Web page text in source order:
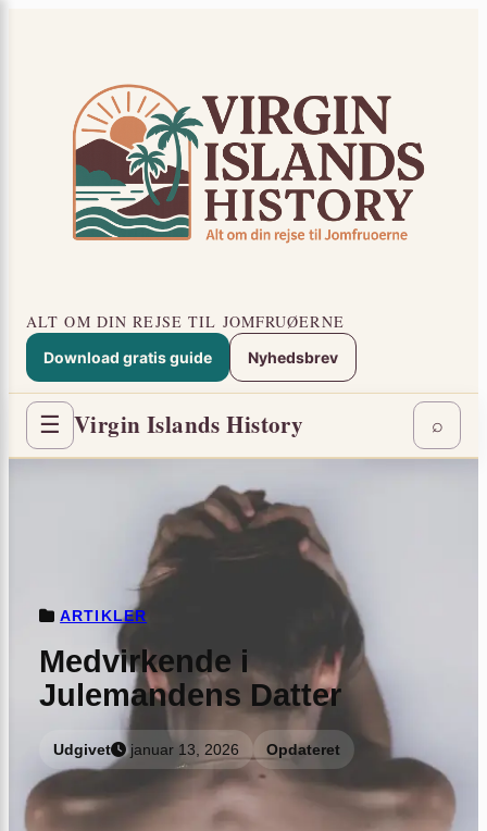
ALT OM DIN REJSE TIL JOMFRUØERNE
Download gratis guide Nyhedsbrev
☰ Virgin Islands History ⌕
ARTIKLER
Medvirkende i
Julemandens Datter
Udgivet januar 13, 2026 Opdateret